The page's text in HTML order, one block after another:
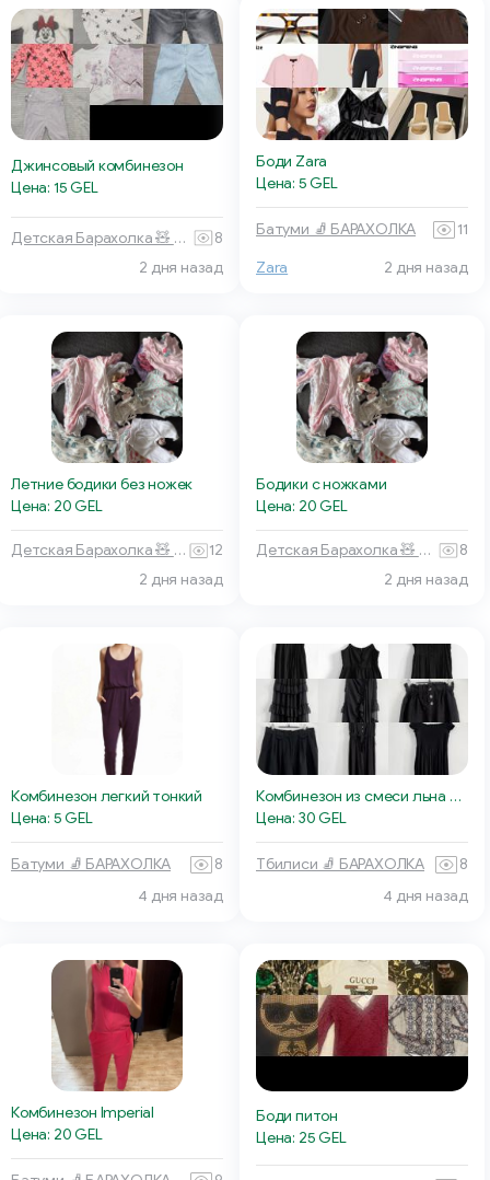
Джинсовый комбинезон
Цена: 15 GEL
Детская Барахолка 🧸 Батуми
8
2 дня назад
Боди Zara
Цена: 5 GEL
Батуми 🧦 БАРАХОЛКА 11
Zara 2 дня назад
Летние бодики без ножек
Цена: 20 GEL
Детская Барахолка 🧸 Батуми
12
2 дня назад
Бодики с ножками
Цена: 20 GEL
Детская Барахолка 🧸 Батуми
8
2 дня назад
Комбинезон легкий тонкий
Цена: 5 GEL
Батуми 🧦 БАРАХОЛКА
8
4 дня назад
Комбинезон из смеси льна с хлопком
Цена: 30 GEL
Тбилиси 🧦 БАРАХОЛКА
8
4 дня назад
Комбинезон Imperial
Цена: 20 GEL
Боди питон
Цена: 25 GEL